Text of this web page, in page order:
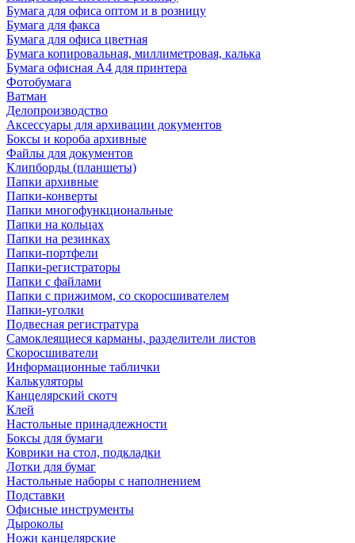
Бумага для офиса оптом и в розницу
Бумага для факса
Бумага для офиса цветная
Бумага копировальная, миллиметровая, калька
Бумага офисная А4 для принтера
Фотобумага
Ватман
Делопроизводство
Аксессуары для архивации документов
Боксы и короба архивные
Файлы для документов
Клипборды (планшеты)
Папки архивные
Папки-конверты
Папки многофункциональные
Папки на кольцах
Папки на резинках
Папки-портфели
Папки-регистраторы
Папки с файлами
Папки с прижимом, со скоросшивателем
Папки-уголки
Подвесная регистратура
Самоклеящиеся карманы, разделители листов
Скоросшиватели
Информационные таблички
Калькуляторы
Канцелярский скотч
Клей
Настольные принадлежности
Боксы для бумаги
Коврики на стол, подкладки
Лотки для бумаг
Настольные наборы с наполнением
Подставки
Офисные инструменты
Дыроколы
Ножи канцелярские